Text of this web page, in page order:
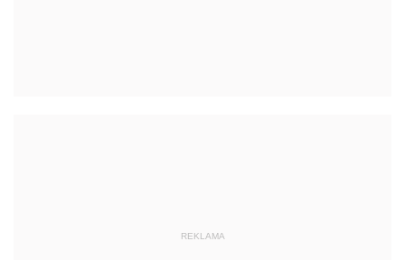
REKLAMA